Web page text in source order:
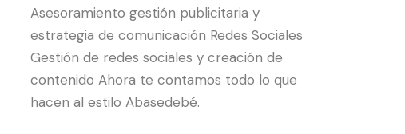
Asesoramiento gestión publicitaria y
estrategia de comunicación Redes Sociales
Gestión de redes sociales y creación de
contenido Ahora te contamos todo lo que
hacen al estilo Abasedebé.